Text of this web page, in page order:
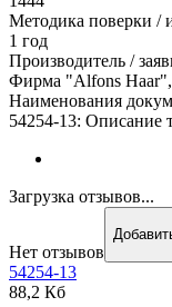
Методика поверки /
1 год
Производитель /
Фирма "Alfons
Наименования
54254-13: Описание
Загрузка отзывов...
Нет отзывов
54254-13
88,2 Кб